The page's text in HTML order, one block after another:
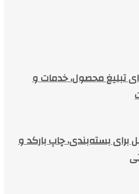
تبلیغ محصول، خدمات و
برای بسته‌بندی، چاپ بارکد و